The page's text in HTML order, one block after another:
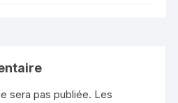
sera pas publiée. Les